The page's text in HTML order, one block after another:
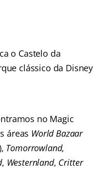
o Castelo da
clássico da Disney
no Magic
áreas World Bazaar
Tomorrowland,
, Westernland, Critter